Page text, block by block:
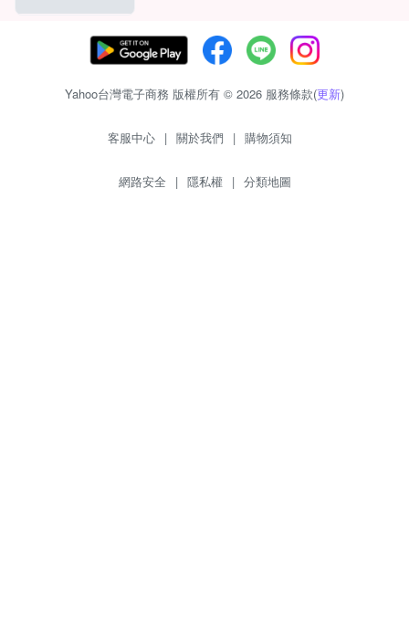
Yahoo台灣電子商務 版權所有 © 2026 服務條款(更新)
客服中心 | 關於我們 | 購物須知
網路安全 | 隱私權 | 分類地圖